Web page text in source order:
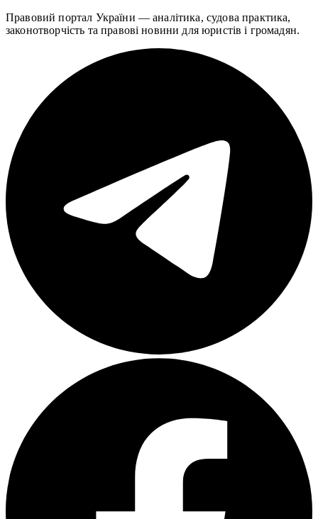
Правовий портал України — аналітика, судова практика,
законотворчість та правові новини для юристів і громадян.